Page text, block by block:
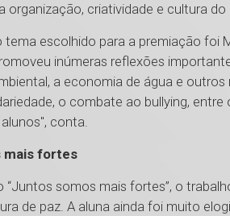
organização, criatividade e cultura do
tema escolhido para a premiação foi
inúmeras reflexões
a economia de água e
o combate ao bullying,
conta.
mais fortes
somos mais fortes”, o
de paz. A aluna ainda foi muito